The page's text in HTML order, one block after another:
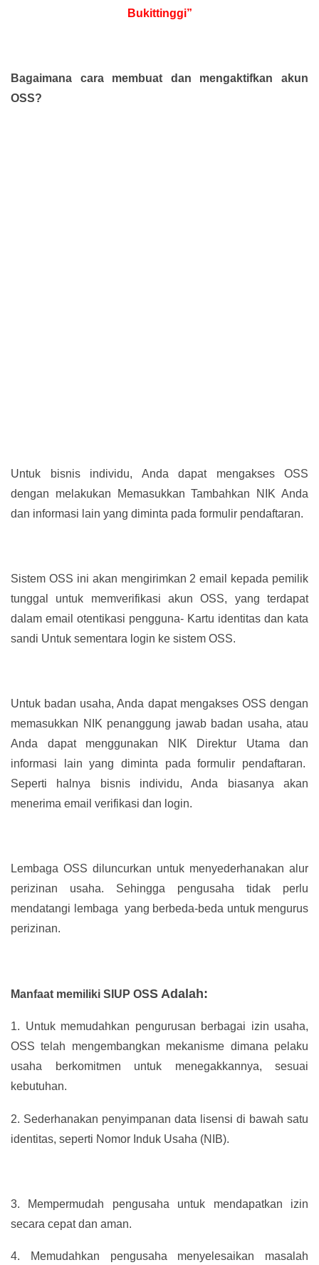
Bukittinggi”
Bagaimana cara membuat dan mengaktifkan akun
OSS?
Untuk bisnis individu, Anda dapat mengakses OSS
dengan melakukan Memasukkan Tambahkan NIK Anda
dan informasi lain yang diminta pada formulir pendaftaran.
Sistem OSS ini akan mengirimkan 2 email kepada pemilik
tunggal untuk memverifikasi akun OSS, yang terdapat
dalam email otentikasi pengguna- Kartu identitas dan kata
sandi Untuk sementara login ke sistem OSS.
Untuk badan usaha, Anda dapat mengakses OSS dengan
memasukkan NIK penanggung jawab badan usaha, atau
Anda dapat menggunakan NIK Direktur Utama dan
informasi lain yang diminta pada formulir pendaftaran.
Seperti halnya bisnis individu, Anda biasanya akan
menerima email verifikasi dan login.
Lembaga OSS diluncurkan untuk menyederhanakan alur
perizinan usaha. Sehingga pengusaha tidak perlu
mendatangi lembaga yang berbeda-beda untuk mengurus
perizinan.
Manfaat memiliki SIUP OSS Adalah:
1. Untuk memudahkan pengurusan berbagai izin usaha,
OSS telah mengembangkan mekanisme dimana pelaku
usaha berkomitmen untuk menegakkannya, sesuai
kebutuhan.
2. Sederhanakan penyimpanan data lisensi di bawah satu
identitas, seperti Nomor Induk Usaha (NIB).
3.
Mempermudah pengusaha untuk mendapatkan izin
secara cepat dan aman.
4. Memudahkan pengusaha menyelesaikan masalah